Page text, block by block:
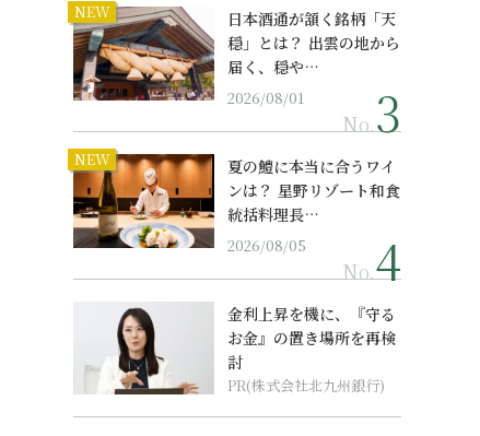
NEW
日本酒通が頷く銘柄「天
穏」とは？ 出雲の地から
届く、穏や…
2026/08/01
No.
NEW
夏の鱧に本当に合うワイ
ンは？ 星野リゾート和食
統括料理長…
2026/08/05
No.
金利上昇を機に、『守る
お金』の置き場所を再検
討
PR(株式会社北九州銀行)